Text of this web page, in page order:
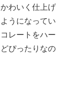
わいく仕上げ
うになってい
レートをハー
ぴったりなの
✖